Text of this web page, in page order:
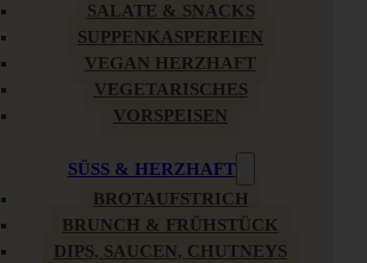
SALATE & SNACKS
SUPPENKASPEREIEN
VEGAN HERZHAFT
VEGETARISCHES
VORSPEISEN
SÜSS & HERZHAFT
BROTAUFSTRICH
BRUNCH & FRÜHSTÜCK
DIPS, SAUCEN, CHUTNEYS